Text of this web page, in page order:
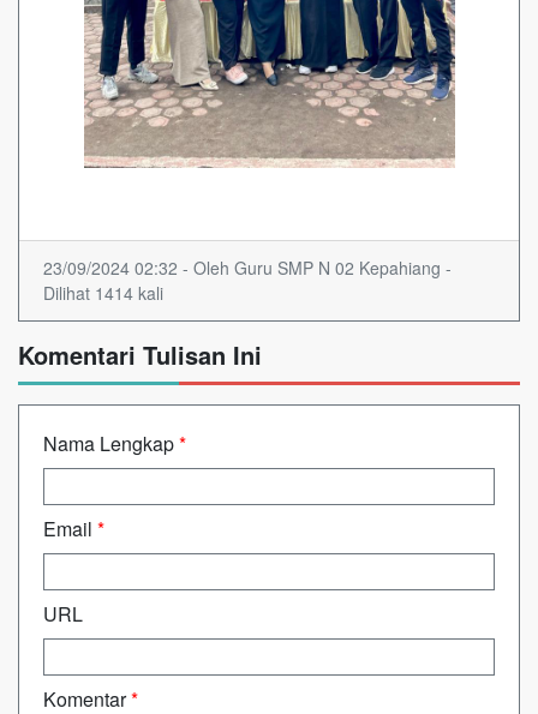
23/09/2024 02:32 - Oleh Guru SMP N 02 Kepahiang -
Dilihat 1414 kali
Komentari Tulisan Ini
Nama Lengkap*
Email *
URL
Komentar*